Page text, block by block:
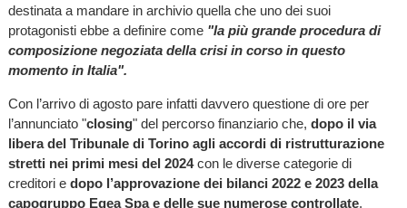
destinata a mandare in archivio quella che uno dei suoi
protagonisti ebbe a definire come "la più grande procedura di
composizione negoziata della crisi in corso in questo
momento in Italia".
Con l’arrivo di agosto pare infatti davvero questione di ore per
l’annunciato "closing" del percorso finanziario che, dopo il via
libera del Tribunale di Torino agli accordi di ristrutturazione
stretti nei primi mesi del 2024con le diverse categorie di
creditori e dopo l’approvazione dei bilanci 2022 e 2023 della
capogruppo Egea Spa e delle sue numerose controllate,